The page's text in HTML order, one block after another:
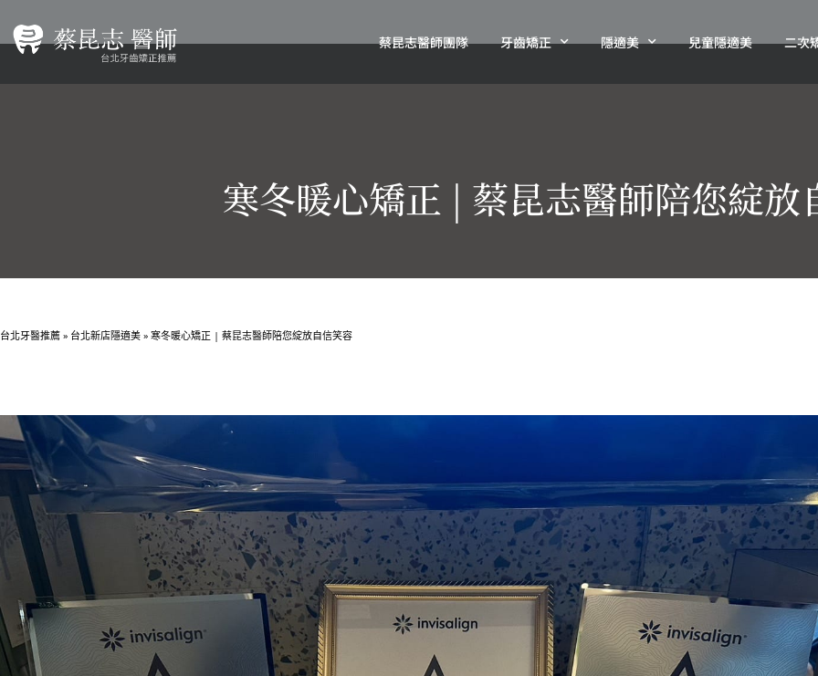
蔡昆志醫師團隊 牙齒矯正 隱適美 兒童隱適美 二次
寒冬暖心矯正 | 蔡昆志醫師陪您綻放
台北牙醫推薦 » 台北新店隱適美 » 寒冬暖心矯正 | 蔡昆志醫師陪您綻放自信笑容